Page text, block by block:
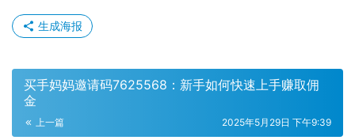
生成海报
买手妈妈邀请码7625568：新手如何快速上手赚取佣
金
上一篇 2025年5月29日 下午9:39